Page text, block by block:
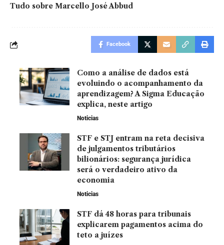
Tudo sobre Marcello José Abbud
Facebook
Como a análise de dados está
evoluindo o acompanhamento da
aprendizagem? A Sigma Educação
explica, neste artigo
Noticias
STF e STJ entram na reta decisiva
de julgamentos tributários
bilionários: segurança jurídica
será o verdadeiro ativo da
economia
Noticias
STF dá 48 horas para tribunais
explicarem pagamentos acima do
teto a juízes